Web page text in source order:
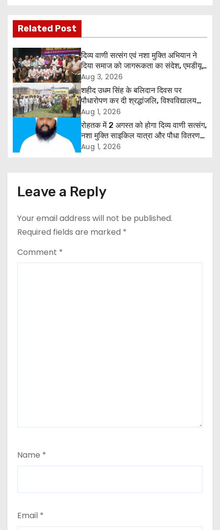
t
n
a
v
i
g
o
Related Post
दिव्य वाणी सत्संग एवं नशा मुक्ति अभियान ने
दिया समाज को जागरूकता का संदेश, एमडीयू
रोहतक में हजारों लोगों ने लिया संकल्प
Aug 3, 2026
शहीद उधम सिंह के बलिदान दिवस पर
पौधारोपण कर दी श्रद्धांजलि, विश्वविद्यालय
और राजपत्रित अवकाश बहाल करने की उठी
मांग
Aug 1, 2026
रोहतक में 2 अगस्त को होगा दिव्य वाणी सत्संग,
नशा मुक्ति साइकिल यात्रा और पौधा वितरण
कार्यक्रम
Aug 1, 2026
Leave a Reply
Your email address will not be published.
Required fields are marked *
Comment *
Name *
Email *